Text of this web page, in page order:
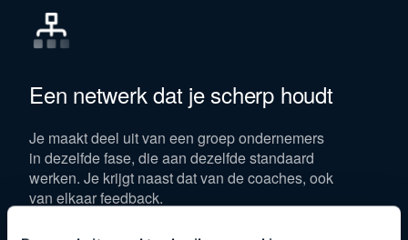
Een netwerk dat je scherp houdt
Je maakt deel uit van een groep ondernemers
in dezelfde fase, die aan dezelfde standaard
werken. Je krijgt naast dat van de coaches, ook
van elkaar feedback.